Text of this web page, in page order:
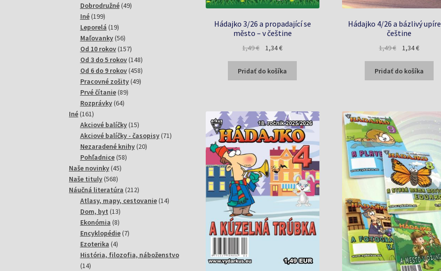
Hádajko 3/26 a propadající se
město – v češtine
1,49€
Pôvodná
bola:
1,49 €.
1,34€Aktuálna
je:
1,34 €.
Pridať do košíka
Hádajko 4/26 a bázlivý
češtine
1,49€
Pôvodná
bola:
1,49 €.
1,34€Aktuálna
je:
1,34 €.
Pridať do košíka
produktov
Dobrodružné 4949
Iné 199199
produktov
Leporelá 1919
produktov
Maľovanky 5656
produktov
Od 10 rokov 157157
produktov
Od 3 do 5 rokov 148148
produktov
Od 6 do 9 rokov 458458
produktov
Pracovné zošity 4949
Prvé čítanie 8989
Rozprávky 6464
Iné 161161
produktov
Akciové balíčky 1515
produktov
Akciové balíčky - časopisy 7171
Nezaradené knihy 2020
Pohľadnice 5858
Naše novinky 4545
Naše tituly 568568
produktov
Náučná literatúra 212212
produktov
Atlasy, mapy, cestovanie 1414
Dom, byt 1313
produktov
Ekonómia 88
produktov
Encyklopédie 77
Ezoterika 44
produkty
História, filozofia, náboženstvo
1414